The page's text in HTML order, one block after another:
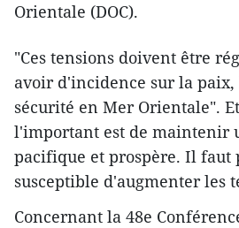
Orientale (DOC).
"Ces tensions doivent être
avoir d'incidence sur la
sécurité en Mer Orientale".
l'important est de maintenir
pacifique et prospère. Il faut
susceptible d'augmenter les
Concernant la 48e